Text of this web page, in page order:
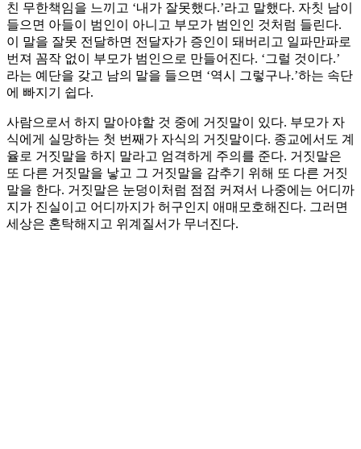
친 무한책임을 느끼고 ‘내가 잘못했다.’라고 말했다. 자칫 남이
들으면 아들이 범인이 아니고 부모가 범인인 것처럼 들린다.
이 말을 잘못 전달하면 전달자가 증인이 돼버리고 일파만파로
번져 꼼작 없이 부모가 범인으로 만들어진다. ‘그럴 것이다.’
라는 예단을 갖고 남의 말을 들으면 ‘역시 그렇구나.’하는 속단
에 빠지기 쉽다.
사람으로서 하지 말아야할 것 중에 거짓말이 있다. 부모가 자
식에게 실망하는 첫 번째가 자식의 거짓말이다. 종교에서도 계
율로 거짓말을 하지 말라고 엄격하게 주의를 준다. 거짓말은
또 다른 거짓말을 낳고 그 거짓말을 감추기 위해 또 다른 거짓
말을 한다. 거짓말은 눈덩이처럼 점점 커져서 나중에는 어디까
지가 진실이고 어디까지가 허구인지 애매모호해진다. 그러면
세상은 혼탁해지고 위계질서가 무너진다.